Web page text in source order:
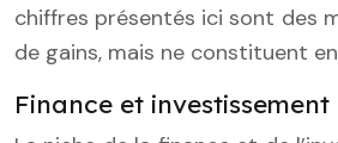
chiffres présentés ici sont des
de gains, mais ne constituent
Finance et investissement